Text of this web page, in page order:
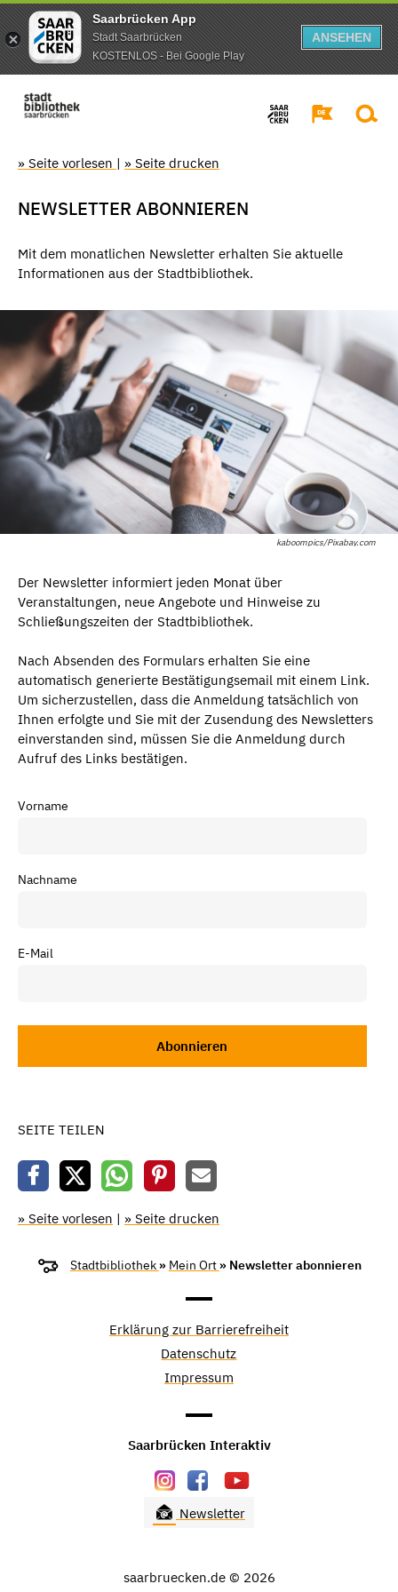
Saarbrücken App
Stadt Saarbrücken
KOSTENLOS - Bei Google Play
ANSEHEN
» Seite vorlesen | » Seite drucken
NEWSLETTER ABONNIEREN
Mit dem monatlichen Newsletter erhalten Sie aktuelle
Informationen aus der Stadtbibliothek.
kaboompics/Pixabay.com
Der Newsletter informiert jeden Monat über
Veranstaltungen, neue Angebote und Hinweise zu
Schließungszeiten der Stadtbibliothek.
Nach Absenden des Formulars erhalten Sie eine
automatisch generierte Bestätigungsemail mit einem Link.
Um sicherzustellen, dass die Anmeldung tatsächlich von
Ihnen erfolgte und Sie mit der Zusendung des Newsletters
einverstanden sind, müssen Sie die Anmeldung durch
Aufruf des Links bestätigen.
Vorname
Nachname
E-Mail
SEITE TEILEN
» Seite vorlesen | » Seite drucken
Stadtbibliothek » Mein Ort » Newsletter abonnieren
Erklärung zur Barrierefreiheit
Datenschutz
Impressum
Saarbrücken Interaktiv
Newsletter
saarbruecken.de © 2026